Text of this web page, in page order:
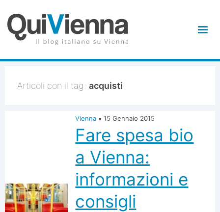
Articoli con il tag: acquisti
Vienna • 15 Gennaio 2015
Fare spesa bio
a Vienna:
informazioni e
consigli